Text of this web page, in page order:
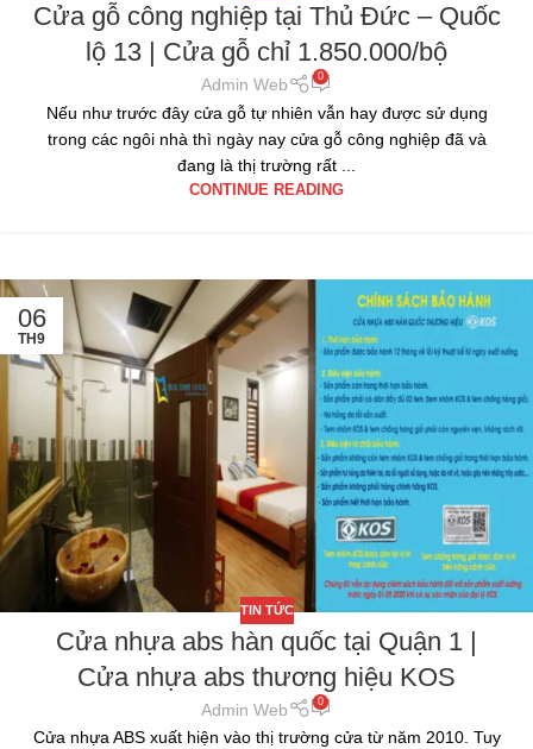
Cửa gỗ công nghiệp tại Thủ Đức – Quốc
lộ 13 | Cửa gỗ chỉ 1.850.000/bộ
Admin Web 0
Nếu như trước đây cửa gỗ tự nhiên vẫn hay được sử dụng
trong các ngôi nhà thì ngày nay cửa gỗ công nghiệp đã và
đang là thị trường rất ...
CONTINUE READING
06
TH9
TIN TỨC
Cửa nhựa abs hàn quốc tại Quận 1 |
Cửa nhựa abs thương hiệu KOS
Admin Web 0
Cửa nhựa ABS xuất hiện vào thị trường cửa từ năm 2010. Tuy